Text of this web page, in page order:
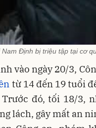
Định bị triệu tập tại cơ
vào ngày 20/3,
từ 14 đến 19 tuổi
đó, tối 18/3,
lách, gây mất an